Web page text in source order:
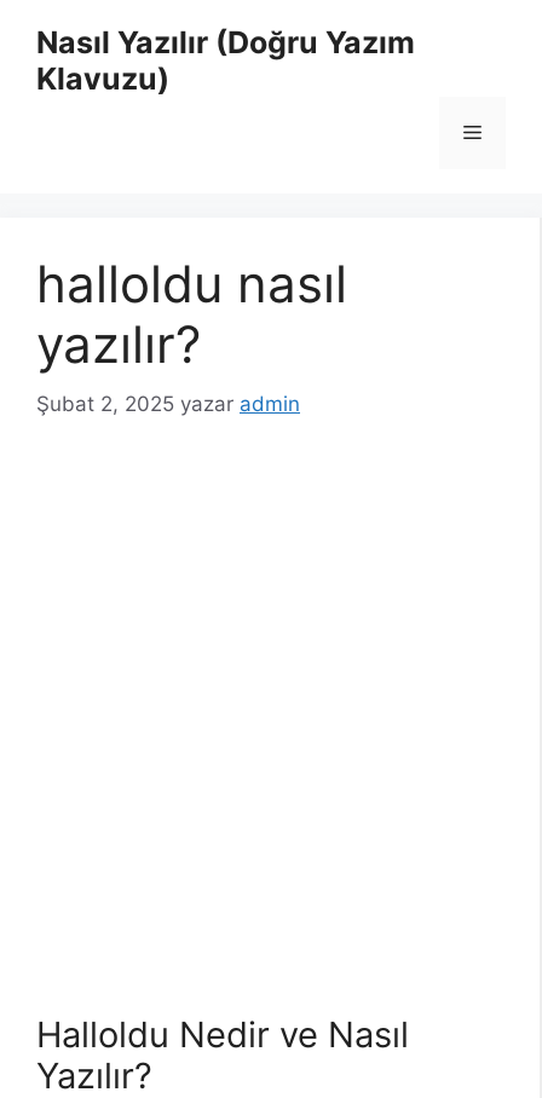
Nasıl Yazılır (Doğru Yazım
Klavuzu)
Menü
halloldu nasıl
yazılır?
Şubat 2, 2025 yazar admin
Halloldu Nedir ve Nasıl
Yazılır?